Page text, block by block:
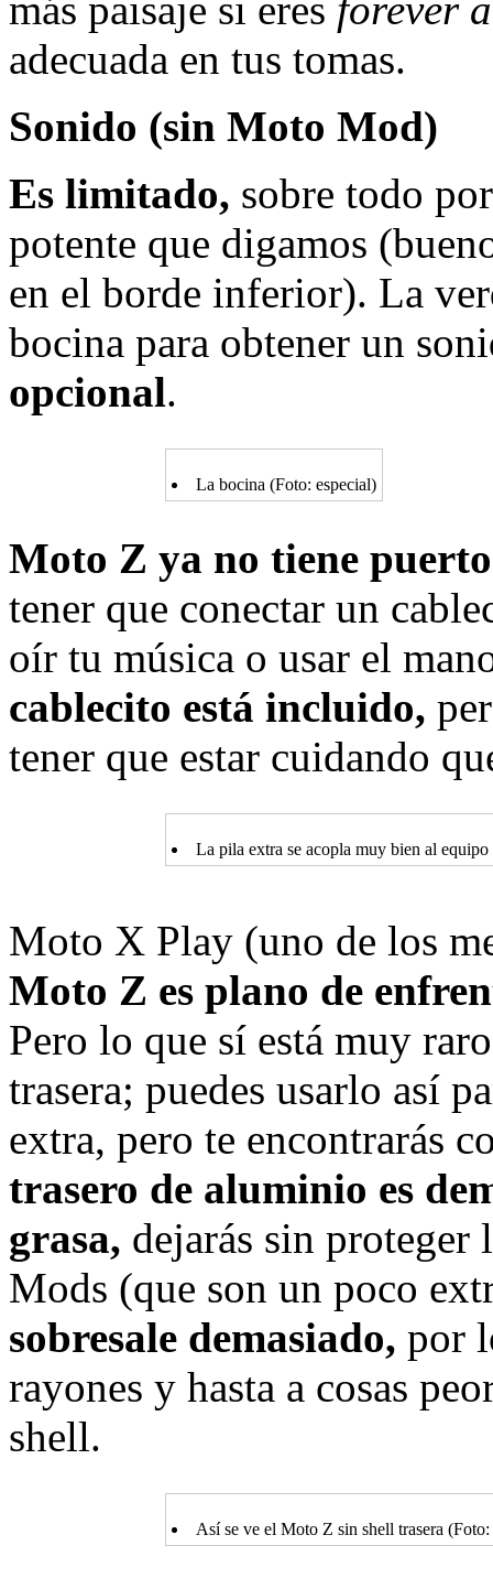
más paisaje si eres forever
adecuada en tus tomas.
Sonido (sin Moto Mod)
Es limitado, sobre todo
potente que digamos
en el borde inferior). La
bocina para obtener un
opcional.
La bocina (Foto: especial)
Moto Z ya no tiene
tener que conectar un
oír tu música o usar el
cablecito está incluido,
tener que estar cuidando
La pila extra se acopla muy bien al
Moto X Play (uno de los
Moto Z es plano de
Pero lo que sí está muy
trasera; puedes usarlo así
extra, pero te encontrarás
trasero de aluminio es
grasa, dejarás sin proteger
Mods (que son un poco
sobresale demasiado, por
rayones y hasta a cosas
shell.
Así se ve el Moto Z sin shell trasera (Foto: